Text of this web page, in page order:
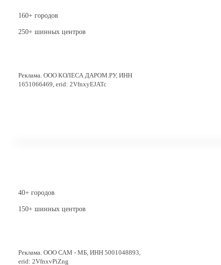
160+ городов
250+ шинных центров
Реклама. ООО КОЛЕСА ДАРОМ.РУ, ИНН
1651066469, erid: 2VfnxyEJATc
40+ городов
150+ шинных центров
Реклама. ООО САМ - МБ, ИНН 5001048893,
erid: 2VfnxvPiZng